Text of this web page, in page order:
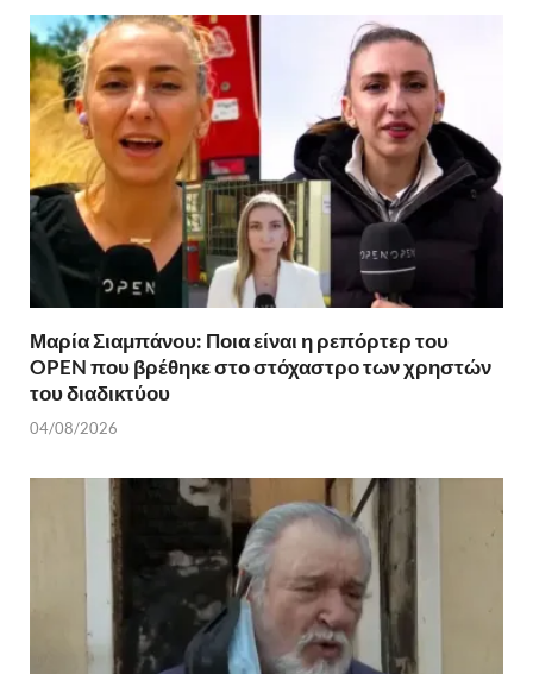
Μαρία Σιαμπάνου: Ποια είναι η ρεπόρτερ του
OPEN που βρέθηκε στο στόχαστρο των χρηστών
του διαδικτύου
04/08/2026